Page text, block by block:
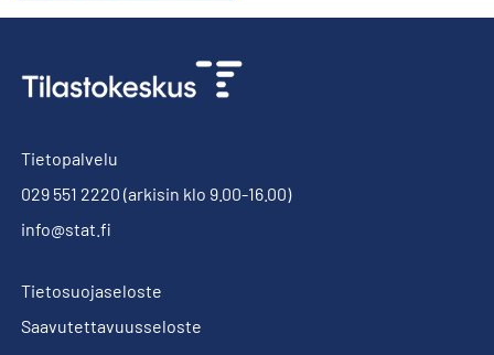
Tietopalvelu
029 551 2220 (arkisin klo 9.00-16.00)
info@stat.fi
Tietosuojaseloste
Saavutettavuusseloste